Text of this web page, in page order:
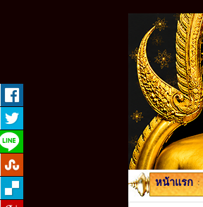
หน้าแรก :